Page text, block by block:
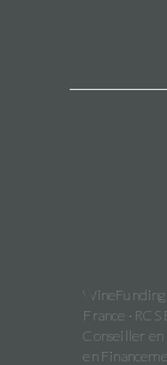
WineFunding
France ·
Conseiller
en